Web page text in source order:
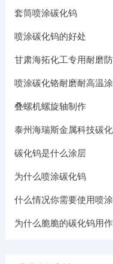
套筒喷涂碳化钨
喷涂碳化钨的好处
甘肃海拓化工专用耐磨
喷涂碳化铬耐磨耐高温
叠螺机螺旋轴制作
泰州海瑞斯金属科技碳
碳化钨是什么涂层
为什么喷涂碳化钨
什么情况你需要使用喷
为什么脆脆的碳化钨用